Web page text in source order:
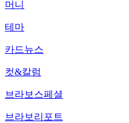
머니
테마
카드뉴스
컷&칼럼
브라보스페셜
브라보리포트